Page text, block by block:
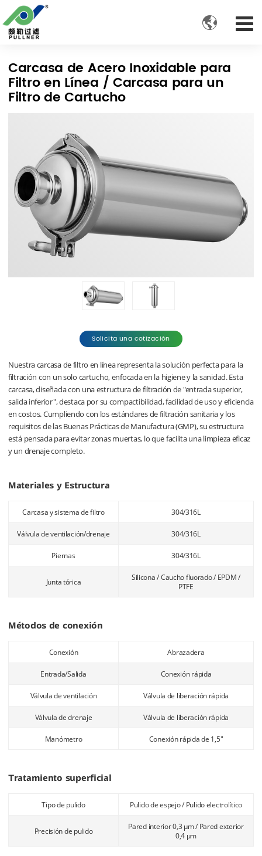

Carcasa de Acero Inoxidable para
Filtro en Línea / Carcasa para un
Filtro de Cartucho
Solicita una cotización
Nuestra carcasa de filtro en línea representa la solución perfecta para la
filtración con un solo cartucho, enfocada en la higiene y la sanidad. Esta
carcasa, diseñada con una estructura de filtración de "entrada superior,
salida inferior", destaca por su compactibilidad, facilidad de uso y eficiencia
en costos. Cumpliendo con los estándares de filtración sanitaria y los
requisitos de las Buenas Prácticas de Manufactura (GMP), su estructura
está pensada para evitar zonas muertas, lo que facilita una limpieza eficaz
y un drenaje completo.
Materiales y Estructura
Carcasa y sistema de filtro 304/316L
Válvula de ventilación/drenaje 304/316L
Piernas 304/316L
Junta tórica
Silicona / Caucho fluorado / EPDM /
PTFE
Métodos de conexión
Conexión Abrazadera
Entrada/Salida Conexión rápida
Válvula de ventilación Válvula de liberación rápida
Válvula de drenaje Válvula de liberación rápida
Manómetro Conexión rápida de 1,5"
Tratamiento superficial
Tipo de pulido Pulido de espejo / Pulido electrolítico
Precisión de pulido
Pared interior 0,3 μm / Pared exterior
0,4 μm